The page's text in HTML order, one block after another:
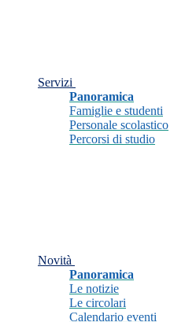
Servizi
Panoramica
Famiglie e studenti
Personale scolastico
Percorsi di studio
Novità
Panoramica
Le notizie
Le circolari
Calendario eventi